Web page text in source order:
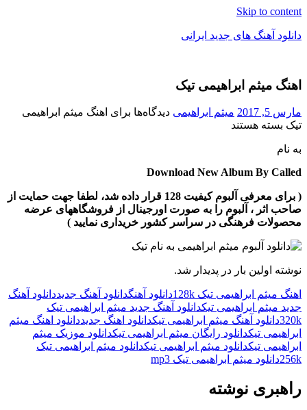
Skip to content
دانلود آهنگ های جدید ایرانی
فول
موزیک
اهنگ میثم ابراهیمی تیک
مارس 5, 2017 میثم ابراهیمی دیدگاه‌ها برای اهنگ میثم ابراهیمی
تیک بسته هستند
به نام
Download New Album By Called
( برای معرفی آلبوم کیفیت 128 قرار داده شد، لطفا جهت حمایت از
صاحب اثر ، آلبوم را به صورت اورجینال از فروشگاههای عرضه
محصولات فرهنگی در سراسر کشور خریداری نمایید )
نوشته اولین بار در پدیدار شد.
اهنگ میثم ابراهیمی تیک 128k دانلود آهنگدانلود آهنگ جدیددانلود آهنگ
جدید میثم ابراهیمی تیکدانلود آهنگ جدید میثم ابراهیمی تیک
320kدانلود آهنگ میثم ابراهیمی تیکدانلود اهنگ جدیددانلود اهنگ میثم
ابراهیمی تیکدانلود رایگان میثم ابراهیمی تیکدانلود موزیک میثم
ابراهیمی تیکدانلود میثم ابراهیمی تیکدانلود میثم ابراهیمی تیک
256kدانلود میثم ابراهیمی تیک mp3
راهبری نوشته